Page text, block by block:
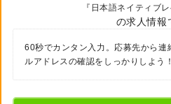
『日本語ネイティブ
の求人情報
60秒でカンタン入力。応募先から連
ルアドレスの確認をしっかりしよう！